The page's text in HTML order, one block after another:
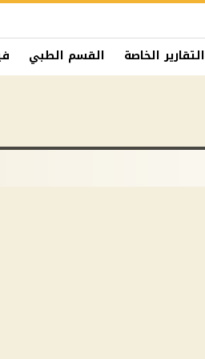
التقارير الخاصة القسم الطبي